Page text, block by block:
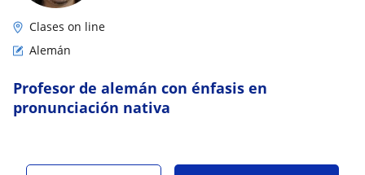
Clases on line
Alemán
Profesor de alemán con énfasis en
pronunciación nativa